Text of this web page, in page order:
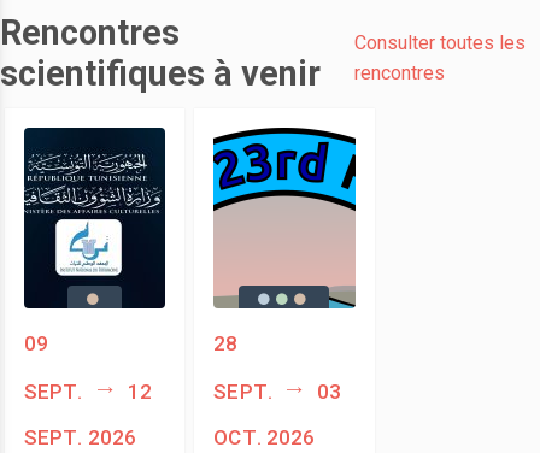
Rencontres
scientifiques à venir
Consulter toutes les
rencontres
09
sept.
12
sept. 2026
28
sept.
03
oct. 2026